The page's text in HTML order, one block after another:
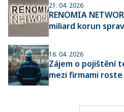
21. 04. 2026
RENOMIA
miliard korun
16. 04. 2026
Zájem o pojištění
mezi firmami roste